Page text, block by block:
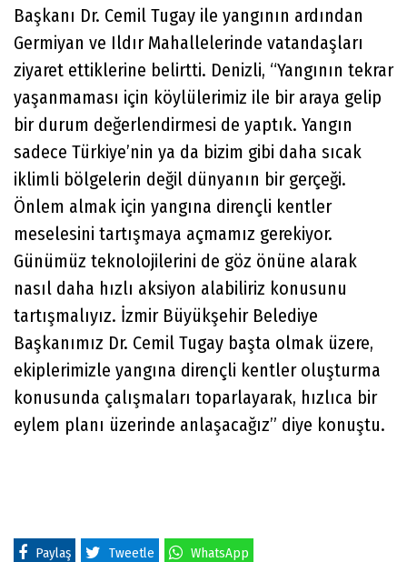
Başkanı Dr. Cemil Tugay ile yangının ardından
Germiyan ve Ildır Mahallelerinde vatandaşları
ziyaret ettiklerine belirtti. Denizli, “Yangının tekrar
yaşanmaması için köylülerimiz ile bir araya gelip
bir durum değerlendirmesi de yaptık. Yangın
sadece Türkiye’nin ya da bizim gibi daha sıcak
iklimli bölgelerin değil dünyanın bir gerçeği.
Önlem almak için yangına dirençli kentler
meselesini tartışmaya açmamız gerekiyor.
Günümüz teknolojilerini de göz önüne alarak
nasıl daha hızlı aksiyon alabiliriz konusunu
tartışmalıyız. İzmir Büyükşehir Belediye
Başkanımız Dr. Cemil Tugay başta olmak üzere,
ekiplerimizle yangına dirençli kentler oluşturma
konusunda çalışmaları toparlayarak, hızlıca bir
eylem planı üzerinde anlaşacağız” diye konuştu.
Paylaş Tweetle WhatsApp